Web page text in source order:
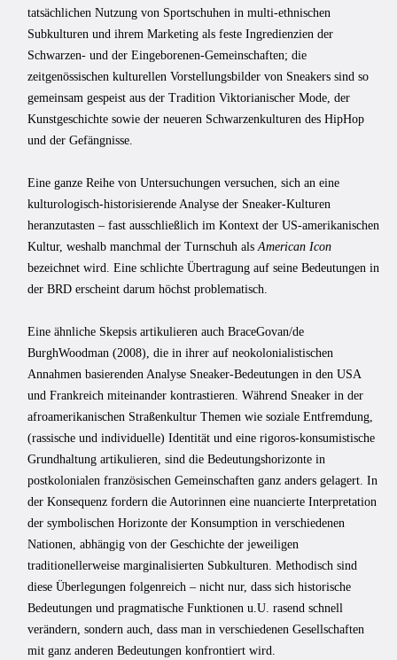
tatsächlichen Nutzung von Sportschuhen in multi-ethnischen
Subkulturen und ihrem Marketing als feste Ingredienzien der
Schwarzen- und der Eingeborenen-Gemeinschaften; die
zeitgenössischen kulturellen Vorstellungsbilder von Sneakers sind so
gemeinsam gespeist aus der Tradition Viktorianischer Mode, der
Kunstgeschichte sowie der neueren Schwarzenkulturen des HipHop
und der Gefängnisse.
Eine ganze Reihe von Untersuchungen versuchen, sich an eine
kulturologisch-historisierende Analyse der Sneaker-Kulturen
heranzutasten – fast ausschließlich im Kontext der US-amerikanischen
Kultur, weshalb manchmal der Turnschuh alsAmerican Icon
bezeichnet wird. Eine schlichte Übertragung auf seine Bedeutungen in
der BRD erscheint darum höchst problematisch.
Eine ähnliche Skepsis artikulieren auch BraceGovan/de
BurghWoodman (2008), die in ihrer auf neokolonialistischen
Annahmen basierenden Analyse Sneaker-Bedeutungen in den USA
und Frankreich miteinander kontrastieren. Während Sneaker in der
afroamerikanischen Straßenkultur Themen wie soziale Entfremdung,
(rassische und individuelle) Identität und eine rigoros-konsumistische
Grundhaltung artikulieren, sind die Bedeutungshorizonte in
postkolonialen französischen Gemeinschaften ganz anders gelagert. In
der Konsequenz fordern die Autorinnen eine nuancierte Interpretation
der symbolischen Horizonte der Konsumption in verschiedenen
Nationen, abhängig von der Geschichte der jeweiligen
traditionellerweise marginalisierten Subkulturen. Methodisch sind
diese Überlegungen folgenreich – nicht nur, dass sich historische
Bedeutungen und pragmatische Funktionen u.U. rasend schnell
verändern, sondern auch, dass man in verschiedenen Gesellschaften
mit ganz anderen Bedeutungen konfrontiert wird.